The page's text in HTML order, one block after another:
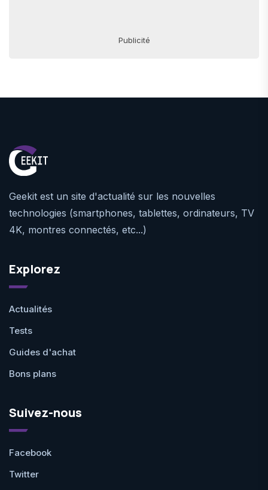
Publicité
Geekit est un site d'actualité sur les nouvelles
technologies (smartphones, tablettes, ordinateurs, TV
4K, montres connectés, etc...)
Explorez
Actualités
Tests
Guides d'achat
Bons plans
Suivez-nous
Facebook
Twitter